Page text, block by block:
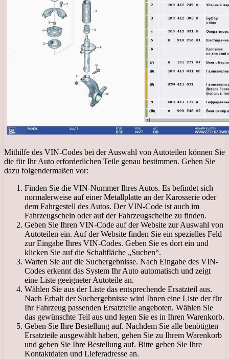
Mithilfe des VIN-Codes bei der Auswahl von Autoteilen können Sie
die für Ihr Auto erforderlichen Teile genau bestimmen. Gehen Sie
dazu folgendermaßen vor:
Finden Sie die VIN-Nummer Ihres Autos. Es befindet sich
normalerweise auf einer Metallplatte an der Karosserie oder
dem Fahrgestell des Autos. Der VIN-Code ist auch im
Fahrzeugschein oder auf der Fahrzeugscheibe zu finden.
Geben Sie Ihren VIN-Code auf der Website zur Auswahl von
Autoteilen ein. Auf der Website finden Sie ein spezielles Feld
zur Eingabe Ihres VIN-Codes. Geben Sie es dort ein und
klicken Sie auf die Schaltfläche „Suchen“.
Warten Sie auf die Suchergebnisse. Nach Eingabe des VIN-
Codes erkennt das System Ihr Auto automatisch und zeigt
eine Liste geeigneter Autoteile an.
Wählen Sie aus der Liste das entsprechende Ersatzteil aus.
Nach Erhalt der Suchergebnisse wird Ihnen eine Liste der für
Ihr Fahrzeug passenden Ersatzteile angeboten. Wählen Sie
das gewünschte Teil aus und legen Sie es in Ihren Warenkorb.
Geben Sie Ihre Bestellung auf. Nachdem Sie alle benötigten
Ersatzteile ausgewählt haben, gehen Sie zu Ihrem Warenkorb
und geben Sie Ihre Bestellung auf. Bitte geben Sie Ihre
Kontaktdaten und Lieferadresse an.